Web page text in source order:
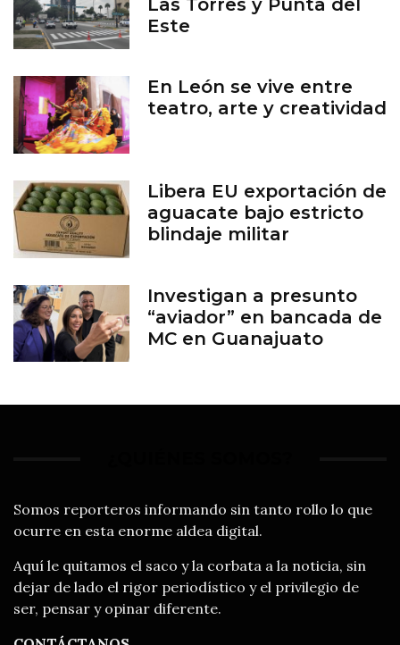
Este
En León se vive entre
teatro, arte y creatividad
Libera EU exportación de
aguacate bajo estricto
blindaje militar
Investigan a presunto
“aviador” en bancada de
MC en Guanajuato
Somos reporteros informando sin tanto rollo lo que
ocurre en esta enorme aldea digital.
Aquí le quitamos el saco y la corbata a la noticia, sin
dejar de lado el rigor periodístico y el privilegio de
ser, pensar y opinar diferente.